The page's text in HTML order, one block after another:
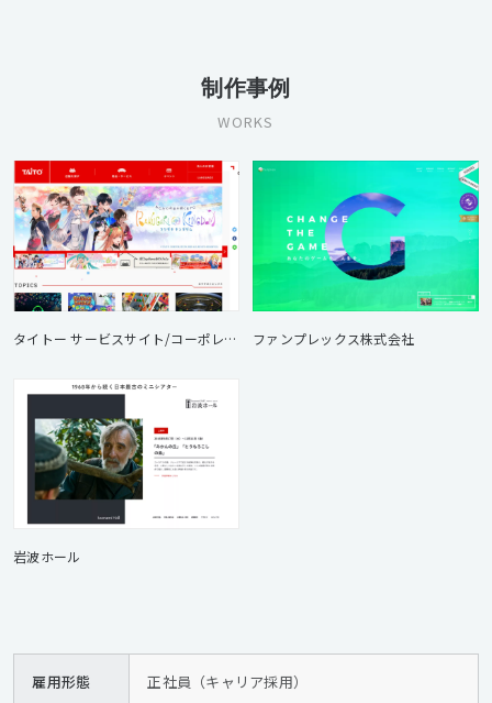
制作事例
WORKS
タイトー サービスサイト/コーポレートサイト ファンプレックス株式会社
岩波ホール
雇用形態 正社員（キャリア採用）